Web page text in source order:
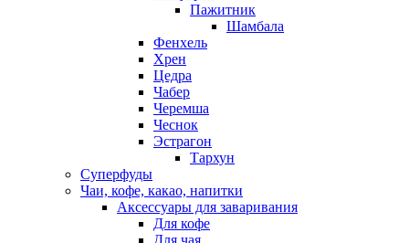
Пажитник
Шамбала
Фенхель
Хрен
Цедра
Чабер
Черемша
Чеснок
Эстрагон
Тархун
Суперфуды
Чаи, кофе, какао, напитки
Аксессуары для заваривания
Для кофе
Для чая